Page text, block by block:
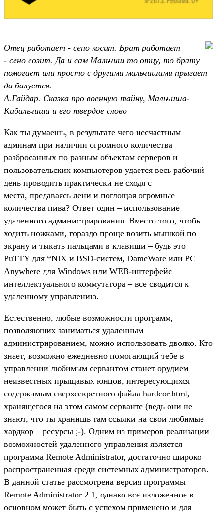
Отец работает - сено косит. Брат работает
- сено возит. Да и сам Мальчиш то отцу, то брату
помогает или просто с другими мальчишами прыгает
да балуется.
А.Гайдар. Сказка про военную тайну, Мальчиша-
Кибальчиша и его твердое слово
Как ты думаешь, в результате чего несчастным
админам при наличии огромного количества
разбросанных по разным объектам серверов и
пользовательских компьютеров удается весь рабочий
день проводить практически не сходя с
места, предаваясь лени и поглощая огромные
количества пива? Ответ один – использование
удаленного администрирования. Вместо того, чтобы
ходить ножками, гораздо проще возить мышкой по
экрану и тыкать пальцами в клавиши – будь это
PuTTY для *NIX и BSD-систем, DameWare или PC
Anywhere для Windows или WEB-интерфейс
интеллектуального коммутатора – все сводится к
удаленному управлению.
Естественно, любые возможности программ,
позволяющих заниматься удаленным
администрированием, можно использовать двояко. Кто
знает, возможно ежедневно помогающий тебе в
управлении любимым сервантом станет орудием
неизвестных прыщавых юнцов, интересующихся
содержимым сверхсекретного файла hardcor.html,
хранящегося на этом самом серванте (ведь они не
знают, что ты хранишь там ссылки на свои любимые
хардкор – ресурсы ;-). Одним из примеров реализации
возможностей удаленного управления является
программа Remote Administrator, достаточно широко
распространенная среди системных администраторов.
В данной статье рассмотрена версия программы
Remote Administrator 2.1, однако все изложенное в
основном может быть с успехом применено и для